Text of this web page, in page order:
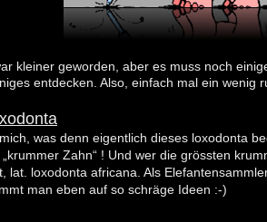
kleiner geworden, aber es muss noch
entdecken. Also, einfach mal ein wenig
was denn eigentlich dieses loxodonta
Zahn“ ! Und wer die grössten
lat. loxodonta africana. Als
man eben auf so schräge Ideen :-)